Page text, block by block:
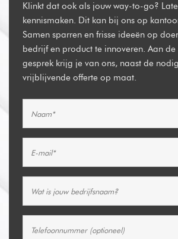
Klinkt dat ook als jouw way-to-go?
kennismaken. Dit kan bij ons op
Samen sparren en frisse ideeën op
bedrijf en product te innoveren. Aan
gesprek krijg je van ons, naast de
vrijblijvende offerte op maat.